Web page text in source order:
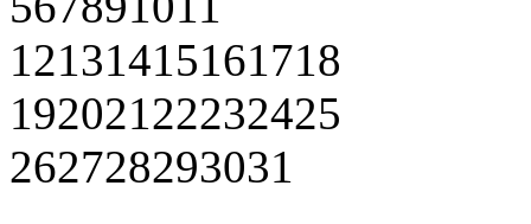
12131415161718
19202122232425
262728293031